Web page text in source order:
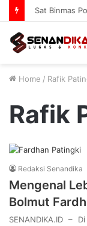
Sat Binmas
Home / Rafik
Rafik
Redaksi Senandika
Mengenal
Bolmut
SENANDIKA.ID –